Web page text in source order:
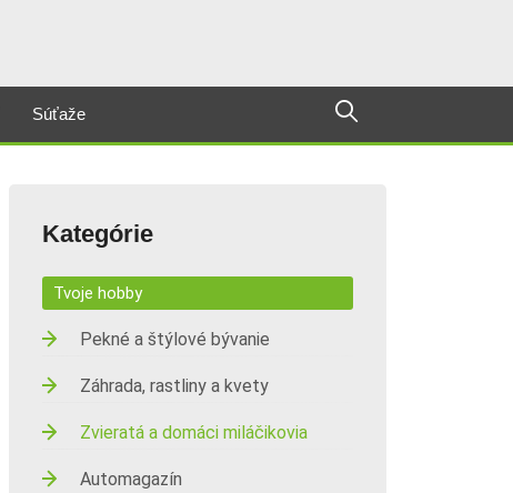
Súťaže
Kategórie
Tvoje hobby
Pekné a štýlové bývanie
Záhrada, rastliny a kvety
Zvieratá a domáci miláčikovia
Automagazín